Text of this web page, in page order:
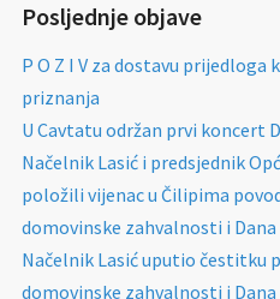
Posljednje objave
P O Z I V za dostavu prijedloga
priznanja
U Cavtatu održan prvi koncert
Načelnik Lasić i predsjednik
položili vijenac u Čilipima
domovinske zahvalnosti i
Načelnik Lasić uputio čestitku
domovinske zahvalnosti i